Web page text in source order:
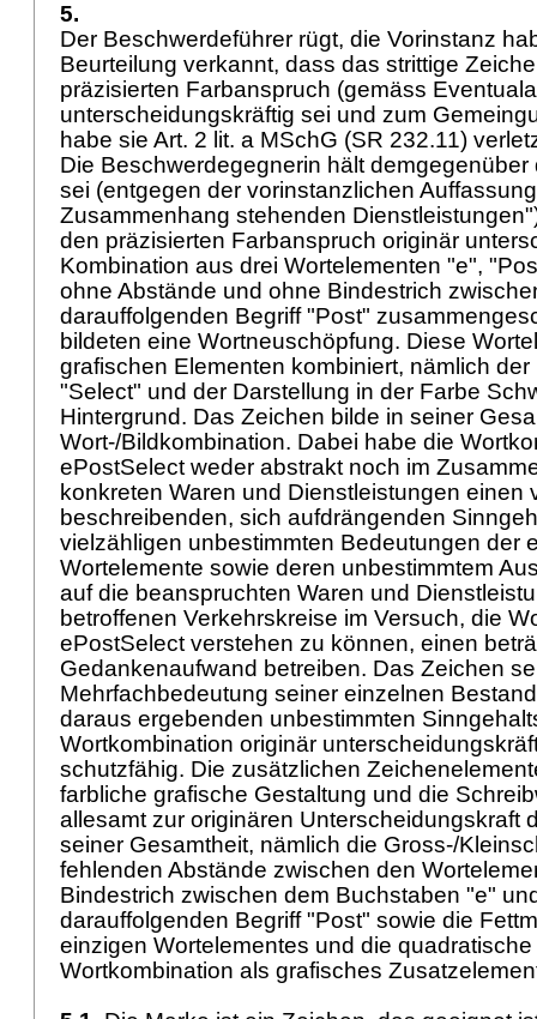
5.
Der Beschwerdeführer rügt, die Vorinstanz
Beurteilung verkannt, dass das strittige
präzisierten Farbanspruch (gemäss
unterscheidungskräftig sei und zum
habe sie Art. 2 lit. a MSchG (SR 232.11)
Die Beschwerdegegnerin hält demgegenüber
sei (entgegen der vorinstanzlichen
Zusammenhang stehenden
den präzisierten Farbanspruch originär
Kombination aus drei Wortelementen "e",
ohne Abstände und ohne Bindestrich
darauffolgenden Begriff "Post"
bildeten eine Wortneuschöpfung. Diese
grafischen Elementen kombiniert, nämlich
"Select" und der Darstellung in der Farbe
Hintergrund. Das Zeichen bilde in seiner
Wort-/Bildkombination. Dabei habe die
ePostSelect weder abstrakt noch im
konkreten Waren und Dienstleistungen einen
beschreibenden, sich aufdrängenden
vielzähligen unbestimmten Bedeutungen der
Wortelemente sowie deren unbestimmtem
auf die beanspruchten Waren und
betroffenen Verkehrskreise im Versuch, die
ePostSelect verstehen zu können, einen
Gedankenaufwand betreiben. Das Zeichen
Mehrfachbedeutung seiner einzelnen
daraus ergebenden unbestimmten
Wortkombination originär
schutzfähig. Die zusätzlichen
farbliche grafische Gestaltung und die
allesamt zur originären Unterscheidungskraft
seiner Gesamtheit, nämlich die Gross-/
fehlenden Abstände zwischen den
Bindestrich zwischen dem Buchstaben "e"
darauffolgenden Begriff "Post" sowie die
einzigen Wortelementes und die
Wortkombination als grafisches